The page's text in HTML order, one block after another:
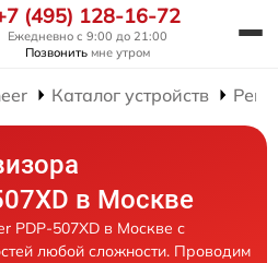
(495) 128-16-72
Ежедневно с 9:00 до 21:00
Позвонить мне утром
Каталог устройств
в Москве
PDP-507XD в Москве с
любой сложности. Проводим